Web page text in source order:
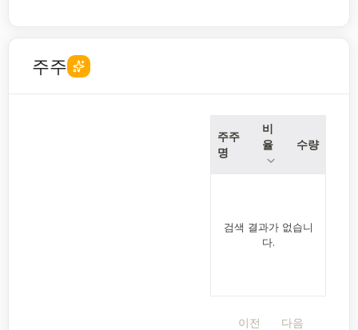
주주
주주
명
비
율
수량
검색 결과가 없습니
다.
이전 다음